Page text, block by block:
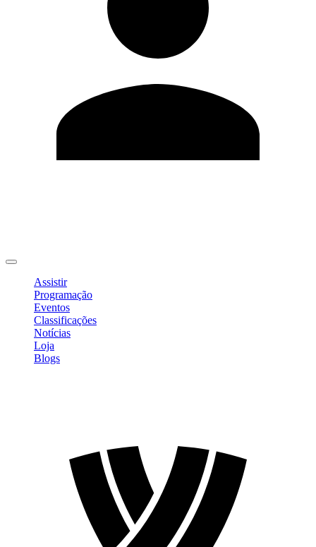
Assistir
Programação
Eventos
Classificações
Notícias
Loja
Blogs